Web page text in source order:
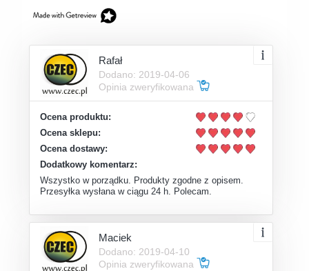
Rafał
Dodano: 2019-04-06
Opinia zweryfikowana
Ocena produktu:
Ocena sklepu:
Ocena dostawy:
Dodatkowy komentarz:
Wszystko w porządku. Produkty zgodne z opisem.
Przesyłka wysłana w ciągu 24 h. Polecam.
Maciek
Dodano: 2019-04-10
Opinia zweryfikowana